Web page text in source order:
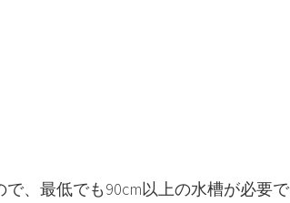
、最低でも90cm以上の水槽が必要で